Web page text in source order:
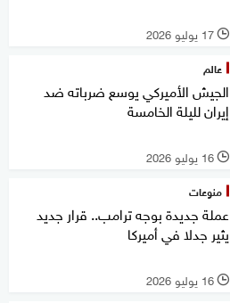
l 17 يوليو 2026
عالم
الجيش الأميركي يوسع ضرباته ضد
إيران لليلة الخامسة
l 16 يوليو 2026
منوعات
عملة جديدة بوجه ترامب.. قرار جديد
يثير جدلا في أميركا
l 16 يوليو 2026